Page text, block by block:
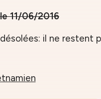
11/06/2016
il ne restent